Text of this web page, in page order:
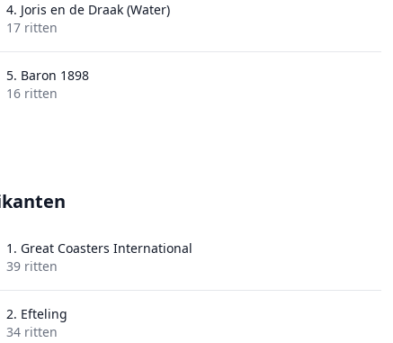
4. Joris en de Draak (Water)
17 ritten
5. Baron 1898
16 ritten
1. Great Coasters International
39 ritten
2. Efteling
34 ritten